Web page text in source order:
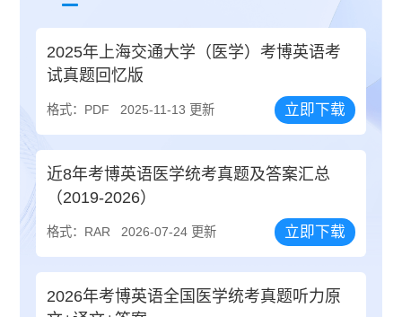
2025年上海交通大学（医学）考博英语考
试真题回忆版
格式：PDF 2025-11-13 更新 立即下载
近8年考博英语医学统考真题及答案汇总
（2019-2026）
格式：RAR 2026-07-24 更新 立即下载
2026年考博英语全国医学统考真题听力原